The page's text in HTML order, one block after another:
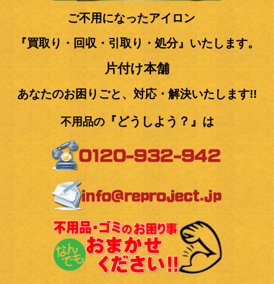
ご不用になったアイロン
『買取り・回収・引取り・処分』いたします。
片付け本舗
あなたのお困りごと、対応・解決いたします!!
不用品の『どうしよう ？』 は